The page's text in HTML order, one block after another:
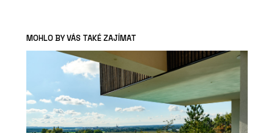
MOHLO BY VÁS TAKÉ ZAJÍMAT